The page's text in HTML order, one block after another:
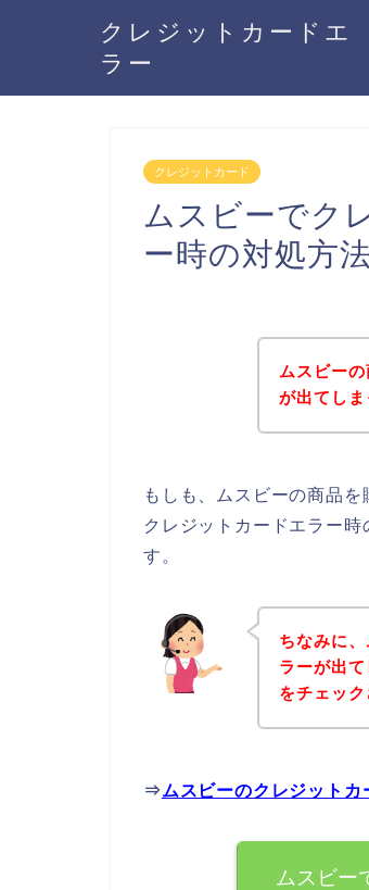
クレジットカードエ
ラー
クレジットカード
ムスビーでク
ー時の対処方法
ムスビー
が出てし
もしも、ムスビーの商品
クレジットカードエラー
す。
ちなみに
ラーが出
をチェッ
⇒ムスビーのクレジット
ムスビー